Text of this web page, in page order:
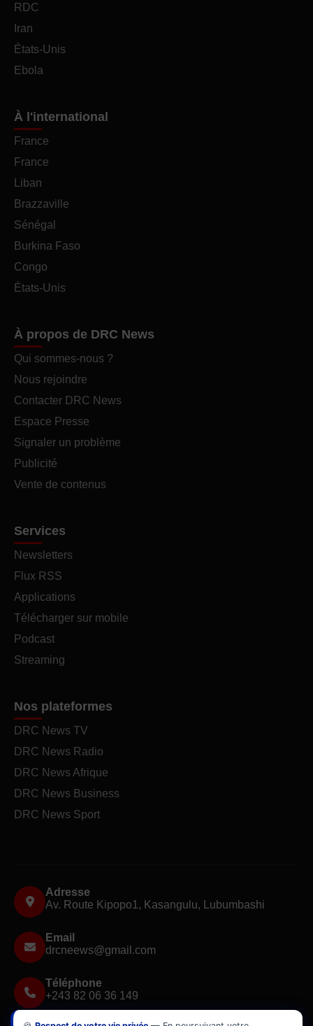
RDC
Iran
États-Unis
Ebola
À l'international
France
France
Liban
Brazzaville
Sénégal
Burkina Faso
Congo
États-Unis
À propos de DRC News
Qui sommes-nous ?
Nous rejoindre
Contacter DRC News
Espace Presse
Signaler un problème
Publicité
Vente de contenus
Services
Newsletters
Flux RSS
Applications
Télécharger sur mobile
Podcast
Streaming
Nos plateformes
DRC News TV
DRC News Radio
DRC News Afrique
DRC News Business
DRC News Sport
Adresse
Av. Route Kipopo1, Kasangulu, Lubumbashi
Email
drcneews@gmail.com
Téléphone
+243 82 06 36 149